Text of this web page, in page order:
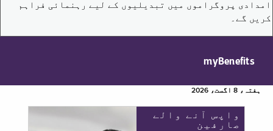
امدادی پروگراموں میں تبدیلیوں کے لیے رہنمائی فراہم
کریں گے۔
myBenefits
ہفتہ، 8 اگست، 2026
واپس آنے والے
صارفین